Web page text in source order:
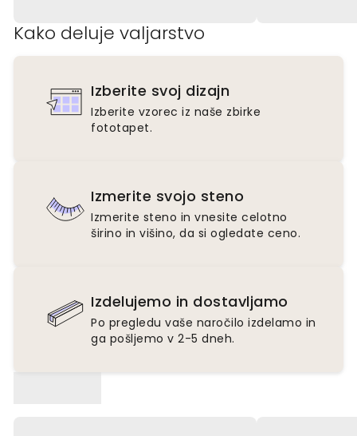
Kako deluje valjarstvo
Izberite svoj dizajn
Izberite vzorec iz naše zbirke
fototapet.
Izmerite svojo steno
Izmerite steno in vnesite celotno
širino in višino, da si ogledate ceno.
Izdelujemo in dostavljamo
Po pregledu vaše naročilo izdelamo in
ga pošljemo v 2-5 dneh.